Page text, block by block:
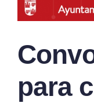
para